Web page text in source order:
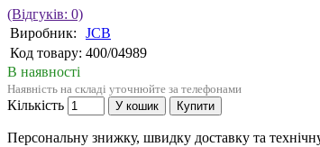
(Відгуків: 0)
Виробник:
JCB
Код товару: 400/04989
В наявності
Наявність на складі уточнюйте за телефонами
Кількість У кошик Купити
Персональну знижку, швидку доставку та